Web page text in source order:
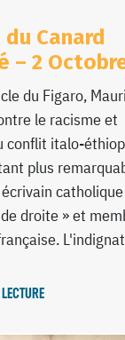
du Canard
– 2
du Figaro,
le racisme et
conflit italo-
plus
catholique
droite » et